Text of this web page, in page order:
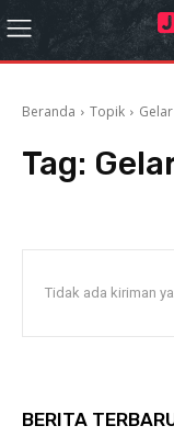
Beranda Topik
Tag:
Tidak ada kiriman
BERITA